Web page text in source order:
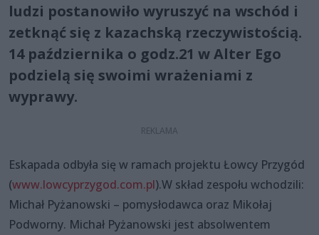
ludzi postanowiło wyruszyć na wschód i
zetknąć się z kazachską rzeczywistością.
14 października o godz.21 w Alter Ego
podzielą się swoimi wrażeniami z
wyprawy.
Eskapada odbyła się w ramach projektu Łowcy Przygód
(www.lowcyprzygod.com.pl).W skład zespołu wchodzili:
Michał Pyżanowski – pomysłodawca oraz Mikołaj
Podworny. Michał Pyżanowski jest absolwentem